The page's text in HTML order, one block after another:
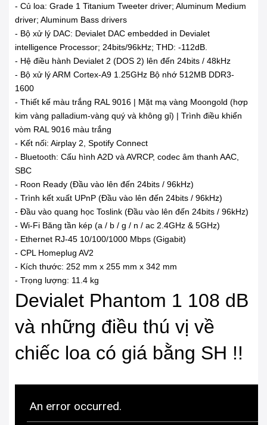
- Củ loa: Grade 1 Titanium Tweeter driver; Aluminum Medium
driver; Aluminum Bass drivers
- Bộ xử lý DAC: Devialet DAC embedded in Devialet
intelligence Processor; 24bits/96kHz; THD: -112dB.
- Hệ điều hành Devialet 2 (DOS 2) lên đến 24bits / 48kHz
- Bộ xử lý ARM Cortex-A9 1.25GHz Bộ nhớ 512MB DDR3-
1600
- Thiết kế màu trắng RAL 9016 | Mặt mạ vàng Moongold (hợp
kim vàng palladium-vàng quý và không gỉ) | Trình điều khiển
vòm RAL 9016 màu trắng
- Kết nối: Airplay 2, Spotify Connect
- Bluetooth: Cấu hình A2D và AVRCP, codec âm thanh AAC,
SBC
- Roon Ready (Đầu vào lên đến 24bits / 96kHz)
- Trình kết xuất UPnP (Đầu vào lên đến 24bits / 96kHz)
- Đầu vào quang học Toslink (Đầu vào lên đến 24bits / 96kHz)
- Wi-Fi Băng tần kép (a / b / g / n / ac 2.4GHz & 5GHz)
- Ethernet RJ-45 10/100/1000 Mbps (Gigabit)
- CPL Homeplug AV2
- Kích thước: 252 mm x 255 mm x 342 mm
- Trọng lượng: 11.4 kg
Devialet Phantom 1 108 dB
và những điều thú vị về
chiếc loa có giá bằng SH !!